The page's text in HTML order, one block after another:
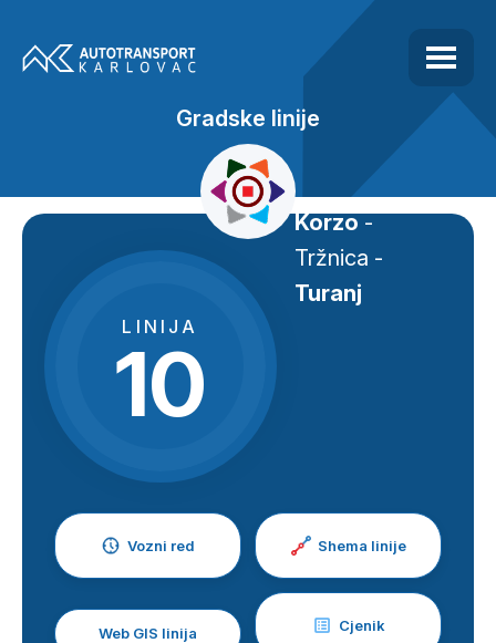
Gradske linije
LINIJA
10
Korzo-
Tržnica -
Turanj
Vozni red Shema linije
Web GIS linija Cjenik